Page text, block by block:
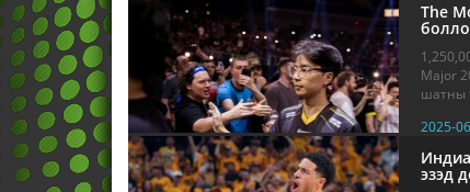
The
Major
шатны
2025-
эзэд